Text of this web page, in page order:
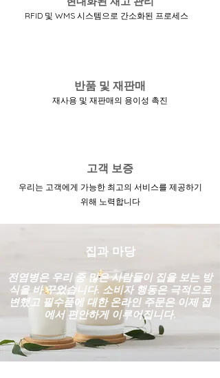
RFID 및 WMS 시스템으로 간소화된 프로세스
반품 및 재판매
재사용 및 재판매의 용이성 촉진
고객 보증
우리는 고객에게 가능한 최고의 서비스를 제공하기
위해 노력합니다
집과 마당
전염병은 우리 중 많은 사람들이 집을 보는 방
식을 바 꾸었습니다. 소비자 행동은 극적으로
변했고 필수품에 대한 온라인 주문은 이제 집
에서 편안하게 이루어집니다.